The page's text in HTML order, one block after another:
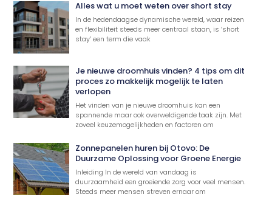
Alles wat u moet weten over short stay
In de hedendaagse dynamische wereld, waar reizen
en flexibiliteit steeds meer centraal staan, is ‘short
stay’ een term die vaak
Je nieuwe droomhuis vinden? 4 tips om dit
proces zo makkelijk mogelijk te laten
verlopen
Het vinden van je nieuwe droomhuis kan een
spannende maar ook overweldigende taak zijn. Met
zoveel keuzemogelijkheden en factoren om
Zonnepanelen huren bij Otovo: De
Duurzame Oplossing voor Groene Energie
Inleiding In de wereld van vandaag is
duurzaamheid een groeiende zorg voor veel mensen.
Steeds meer mensen streven ernaar om